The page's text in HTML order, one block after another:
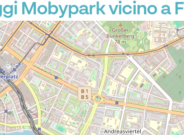
Mobypark vicino a